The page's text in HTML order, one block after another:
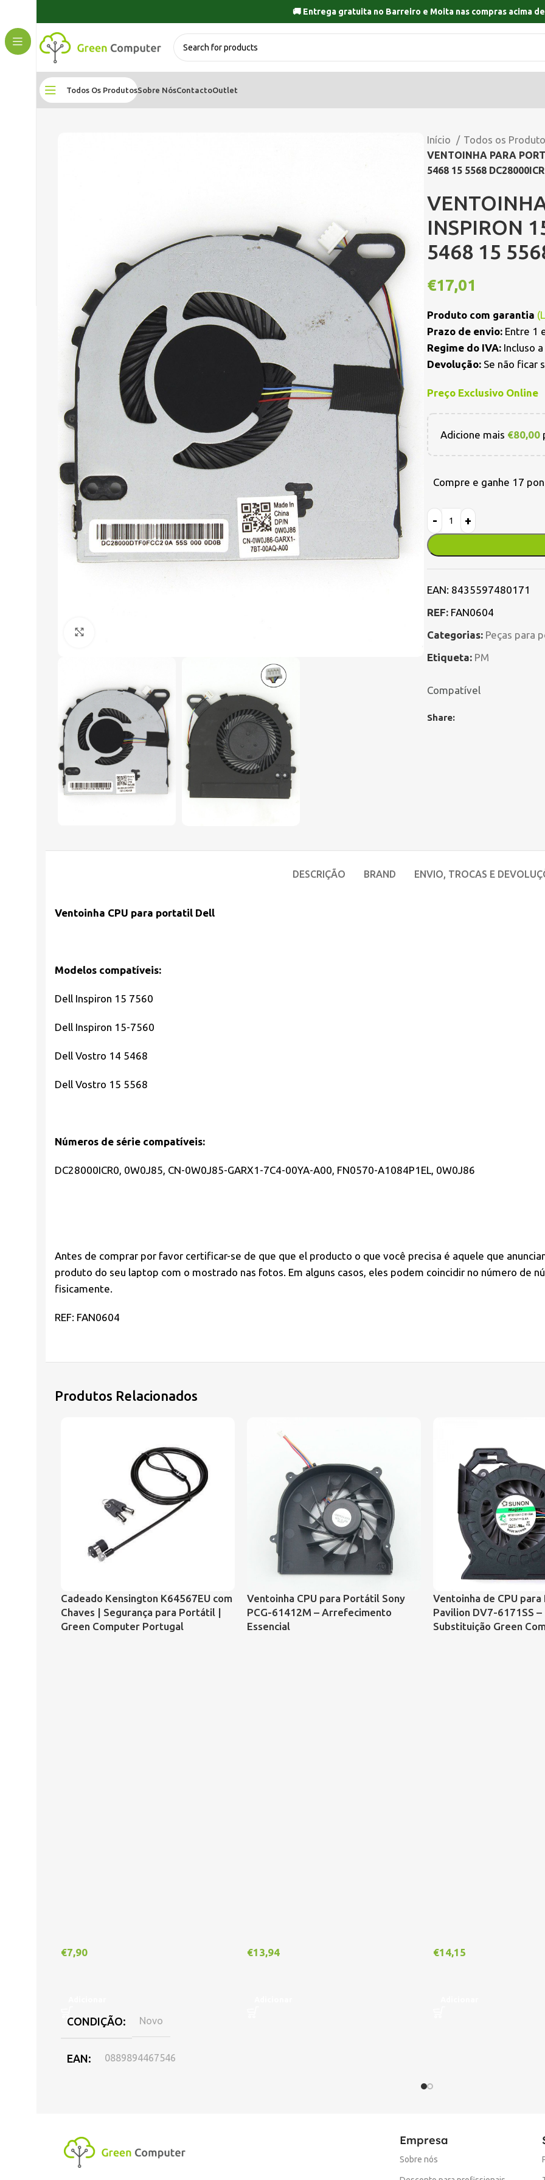
🚚 Entrega gratuita no Barreiro e Moita nas compras acima
Todos Os ProdutosSobre NósContactoOutlet
Início
Todos os
VENTOINHA PARA
5468 15 5568
INSPIRON
5468 15
€17,01
Produto com garantia (
Prazo de envio: Entre 1
Regime do IVA: Incluso
Devolução: Se não ficar
Preço Exclusivo Online
Adicione mais €80,00
Compre e ganhe 17
EAN: 8435597480171
REF: FAN0604
Categorias: Peças para
Etiqueta: PM
Compatível
Share:
DESCRIÇÃO BRAND ENVIO, TROCAS E
Ventoinha CPU para portatil Dell
Modelos compatíveis:
Dell Inspiron 15 7560
Dell Inspiron 15-7560
Dell Vostro 14 5468
Dell Vostro 15 5568
Números de série compatíveis:
DC28000ICR0, 0W0J85, CN-0W0J85-GARX1-7C4-00YA-A00, FN0570-A1084P1EL, 0W0J86
Antes de comprar por favor certificar-se de que que el producto o que você precisa é aquele que
produto do seu laptop com o mostrado nas fotos. Em alguns casos, eles podem coincidir no número de
fisicamente.
REF: FAN0604
Produtos Relacionados
Cadeado Kensington K64567EU com
Chaves | Segurança para Portátil |
Green Computer Portugal
€7,90
CONDIÇÃO Novo
EAN 0889894467546
MARCA HP
Ventoinha CPU para Portátil Sony
PCG-61412M – Arrefecimento
Essencial
€13,94
Ventoinha de CPU
Pavilion DV7-6171SS –
Substituição Green
€14,15
Empresa
Sobre nós